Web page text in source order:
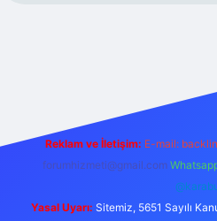
Reklam ve İletişim: E-mail:
forumhizmeti@gmail.com
Yasal Uyarı: Sitemiz, 5651 Sayılı